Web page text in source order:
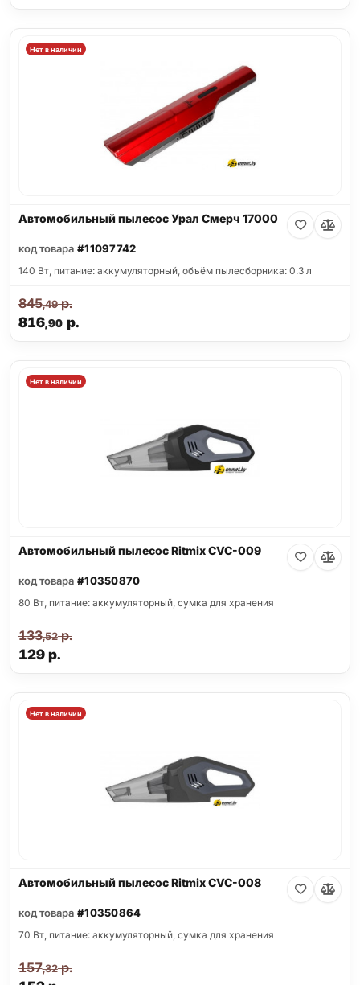
Нет в наличии
Автомобильный пылесос Урал Смерч 17000
код товара #11097742
140 Вт, питание: аккумуляторный, объём пылесборника: 0.3 л
816,90р.
845,49р.
Нет в наличии
Автомобильный пылесос Ritmix CVC-009
код товара #10350870
80 Вт, питание: аккумуляторный, сумка для хранения
129р.
133,52р.
Нет в наличии
Автомобильный пылесос Ritmix CVC-008
код товара #10350864
70 Вт, питание: аккумуляторный, сумка для хранения
157,32р.